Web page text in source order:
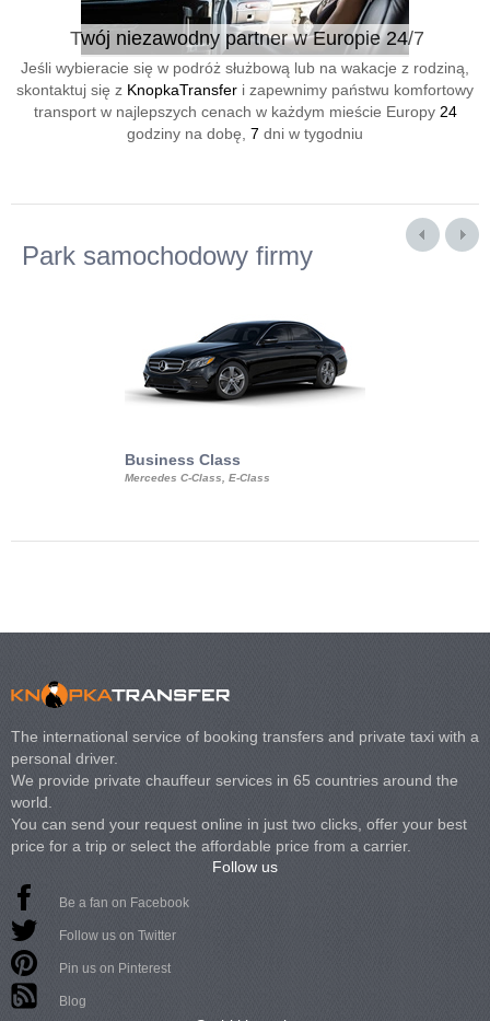
Twój niezawodny partner w Europie 24/7
Jeśli wybieracie się w podróż służbową lub na wakacje z rodziną,
skontaktuj się z KnopkaTransfer i zapewnimy państwu komfortowy
transport w najlepszych cenach w każdym mieście Europy 24
godziny na dobę, 7 dni w tygodniu
Park samochodowy firmy
Business Class
Mercedes C-Class, E-Class
The international service of booking transfers and private taxi with a
personal driver.
We provide private chauffeur services in 65 countries around the
world.
You can send your request online in just two clicks, offer your best
price for a trip or select the affordable price from a carrier.
Follow us
Be a fan on Facebook
Follow us on Twitter
Pin us on Pinterest
Blog